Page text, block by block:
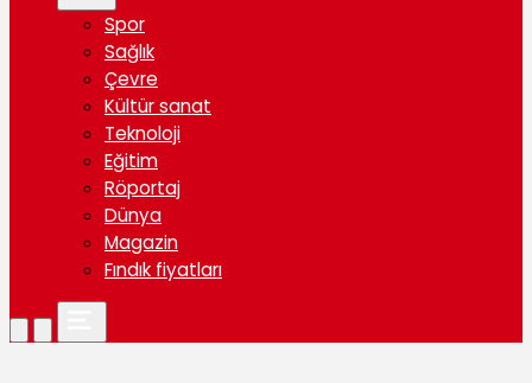
Spor
Sağlık
Çevre
Kültür sanat
Teknoloji
Eğitim
Röportaj
Dünya
Magazin
Fındık fiyatları